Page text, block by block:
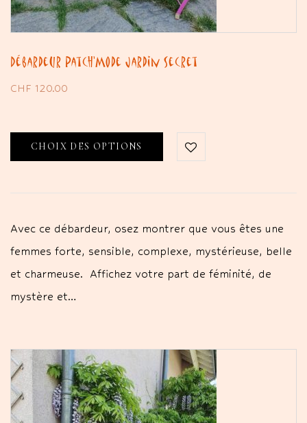
Débardeur Patch’Mode Jardin Secret
CHF 120.00
CHOIX DES OPTIONS
Avec ce débardeur, osez montrer que vous êtes une
femmes forte, sensible, complexe, mystérieuse, belle
et charmeuse. Affichez votre part de féminité, de
mystère et…